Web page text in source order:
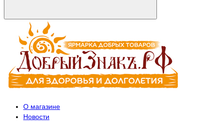
О магазине
Новости